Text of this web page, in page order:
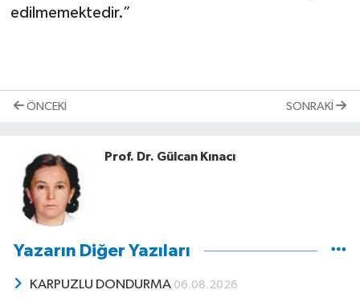
edilmemektedir.”
ÖNCEKI SONRAKI
Prof. Dr. Gülcan Kınacı
Yazarın Diğer Yazıları
KARPUZLU DONDURMA 06.08.2026